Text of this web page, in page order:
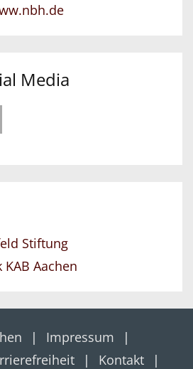
Media
Stiftung
Aachen
Impressum
Kontakt